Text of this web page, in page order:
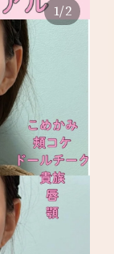
感、左右
1/2